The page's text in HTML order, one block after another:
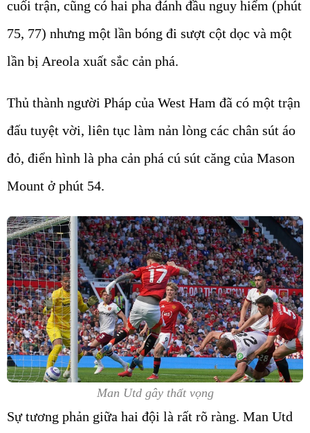
cuối trận, cũng có hai pha đánh đầu nguy hiểm (phút
75, 77) nhưng một lần bóng đi sượt cột dọc và một
lần bị Areola xuất sắc cản phá.
Thủ thành người Pháp của West Ham đã có một trận
đấu tuyệt vời, liên tục làm nản lòng các chân sút áo
đỏ, điển hình là pha cản phá cú sút căng của Mason
Mount ở phút 54.
Man Utd gây thất vọng
Sự tương phản giữa hai đội là rất rõ ràng. Man Utd